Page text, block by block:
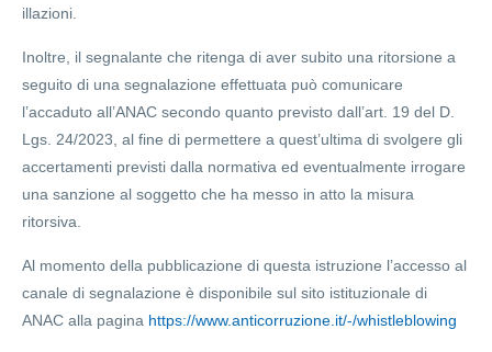
illazioni.
Inoltre, il segnalante che ritenga di aver subito una ritorsione a
seguito di una segnalazione effettuata può comunicare
l’accaduto all’ANAC secondo quanto previsto dall’art. 19 del D.
Lgs. 24/2023, al fine di permettere a quest’ultima di svolgere gli
accertamenti previsti dalla normativa ed eventualmente irrogare
una sanzione al soggetto che ha messo in atto la misura
ritorsiva.
Al momento della pubblicazione di questa istruzione l’accesso al
canale di segnalazione è disponibile sul sito istituzionale di
ANAC alla pagina https://www.anticorruzione.it/-/whistleblowing